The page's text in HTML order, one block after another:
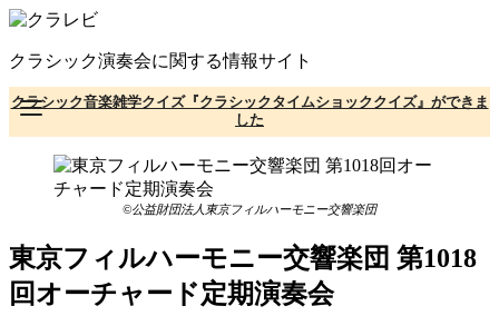
コ
テ
ン
ツ
へ
クラシック演奏会に関する情報サイト
クラシック音楽雑学クイズ『クラシックタイムショッククイズ』ができま
した
©公益財団法人東京フィルハーモニー交響楽団
東京フィルハーモニー交響楽団 第1018
回オーチャード定期演奏会